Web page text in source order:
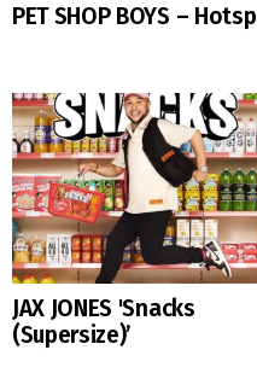
PET SHOP BOYS –
JAX JONES 'Snacks
(Supersize)’